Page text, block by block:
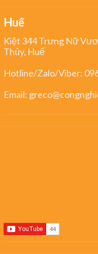
Huế
Kiệt 344 Trưng Nữ
Thủy, Huế
Hotline/Zalo/Viber:
Email: